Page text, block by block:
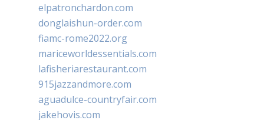
elpatronchardon.com
donglaishun-order.com
fiamc-rome2022.org
mariceworldessentials.com
lafisheriarestaurant.com
915jazzandmore.com
aguadulce-countryfair.com
jakehovis.com